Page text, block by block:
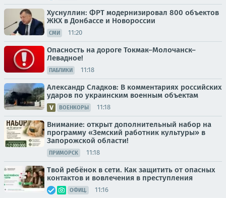
Хуснуллин: ФРТ модернизировал 800 объектов
ЖКХ в Донбассе и Новороссии
СМИ 11:20
Опасность на дороге Токмак–Молочанск–
Левадное!
ПАБЛИКИ 11:18
Александр Сладков: В комментариях российских
ударов по украинским военным объектам
ВОЕНКОРЫ 11:18
Внимание: открыт дополнительный набор на
программу «Земский работник культуры» в
Запорожской области!
ПРИМОРСК 11:18
Твой ребёнок в сети. Как защитить от опасных
контактов и вовлечения в преступления
ОФИЦ. 11:16